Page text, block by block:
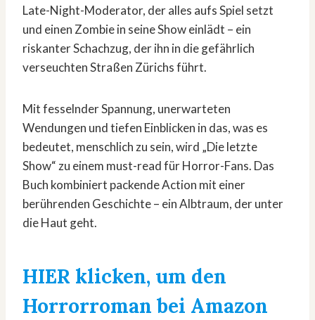
Late-Night-Moderator, der alles aufs Spiel setzt
und einen Zombie in seine Show einlädt – ein
riskanter Schachzug, der ihn in die gefährlich
verseuchten Straßen Zürichs führt.
Mit fesselnder Spannung, unerwarteten
Wendungen und tiefen Einblicken in das, was es
bedeutet, menschlich zu sein, wird „Die letzte
Show“ zu einem must-read für Horror-Fans. Das
Buch kombiniert packende Action mit einer
berührenden Geschichte – ein Albtraum, der unter
die Haut geht.
HIER klicken, um den
Horrorroman bei Amazon